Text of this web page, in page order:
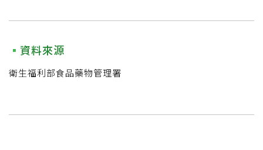
資料來源
衛生福利部食品藥物管理署